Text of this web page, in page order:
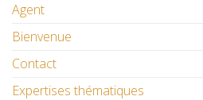
Agent
Bienvenue
Contact
Expertises thématiques